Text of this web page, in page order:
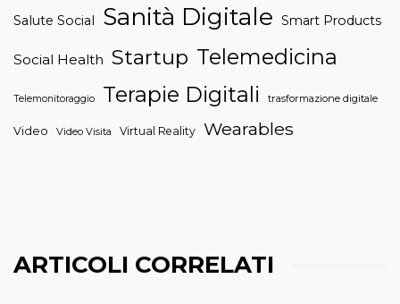
Salute Social Sanità Digitale Smart Products
Social Health Startup Telemedicina
Telemonitoraggio Terapie Digitali trasformazione digitale
Video Video Visita Virtual Reality Wearables
ARTICOLI CORRELATI